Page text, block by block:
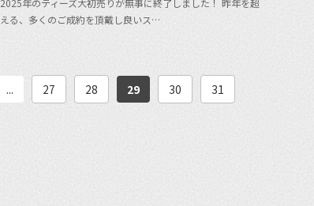
える、多くのご成約を頂戴し良いス…
... 27 28 29 30 31